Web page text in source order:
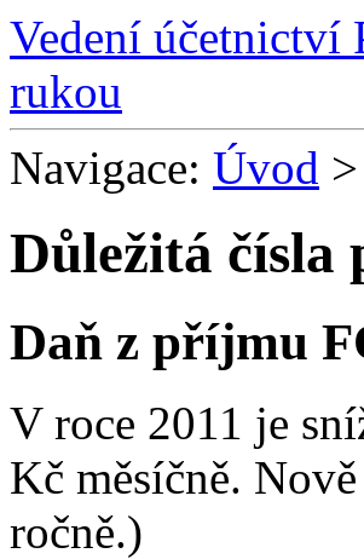
Vedení účetnictví
rukou
Navigace: Úvod
Důležitá čísla
Daň z příjmu
V roce 2011 je
Kč měsíčně.
ročně.)